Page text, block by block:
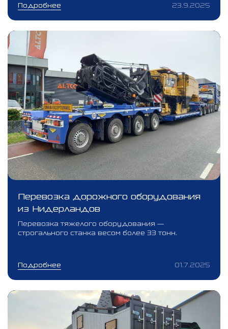
Подробнее 23.9.2025
Перевозка дорожного оборудования
из Нидерландов
Перевозка тяжелого оборудования —
строгального станка весом более 33 тонн.
Подробнее 01.7.2025